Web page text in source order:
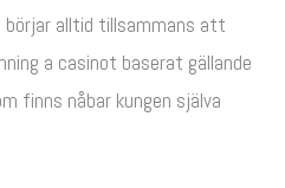
börjar alltid tillsammans att
a casinot baserat gällande
finns nåbar kungen själva